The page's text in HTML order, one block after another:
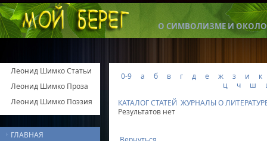
О СИМВОЛИЗМЕ И ОКОЛО
0-9 а б в г д е ж з и
к
ц
ч ш
КАТАЛОГ СТАТЕЙ ЖУРНАЛЫ О
Результатов нет
Леонид Шимко Статьи
Леонид Шимко Проза
Леонид Шимко Поэзия
ГЛАВНАЯ